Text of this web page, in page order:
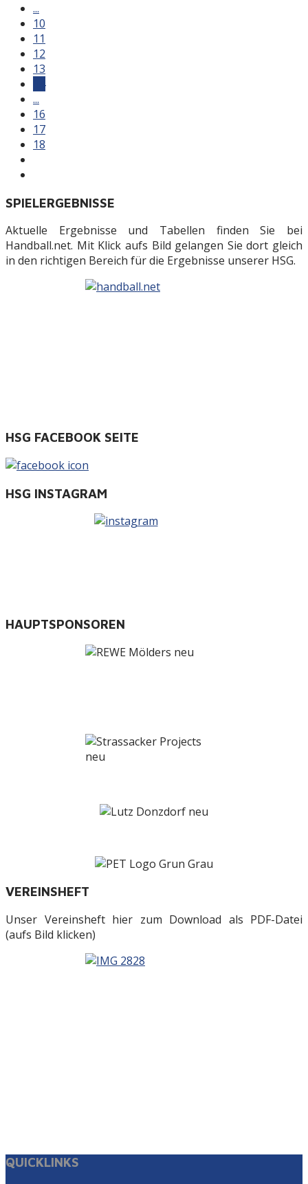
...
10
11
12
13
...
16
17
18
SPIELERGEBNISSE
Aktuelle Ergebnisse und Tabellen finden Sie bei
Handball.net. Mit Klick aufs Bild gelangen Sie dort gleich
in den richtigen Bereich für die Ergebnisse unserer HSG.
HSG FACEBOOK SEITE
HSG INSTAGRAM
HAUPTSPONSOREN
VEREINSHEFT
Unser Vereinsheft hier zum Download als PDF-Datei
(aufs Bild klicken)
QUICKLINKS